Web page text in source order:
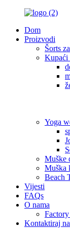
Dom
Proizvodi
Šorts
Kupaći
Yoga
Muške
Muška
Beach
Vijesti
FAQs
O nama
Kontaktiraj